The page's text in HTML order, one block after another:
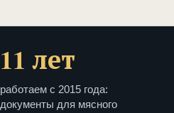
11 лет
работаем с 2015 года:
документы для мясного